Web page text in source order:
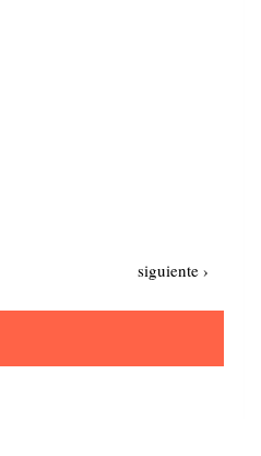
Siguiente
siguiente ›